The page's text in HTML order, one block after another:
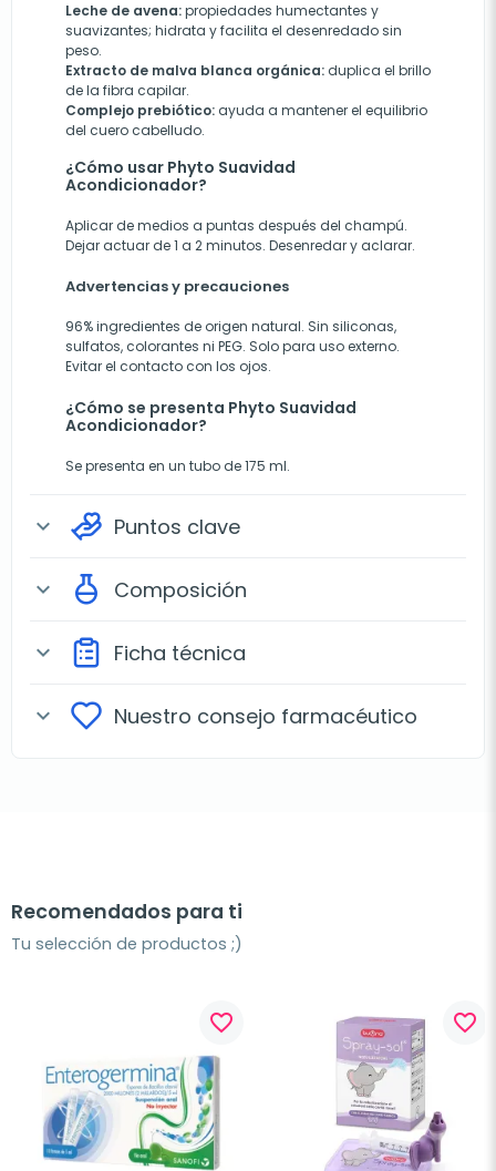
Leche de avena:propiedades humectantes y
suavizantes; hidrata y facilita el desenredado sin
peso.
Extracto de malva blanca orgánica: duplica el brillo
de la fibra capilar.
Complejo prebiótico: ayuda a mantener el equilibrio
del cuero cabelludo.
¿Cómo usar Phyto Suavidad
Acondicionador?
Aplicar de medios a puntas después del champú.
Dejar actuar de 1 a 2 minutos. Desenredar y aclarar.
Advertencias y precauciones
96% ingredientes de origen natural. Sin siliconas,
sulfatos, colorantes ni PEG. Solo para uso externo.
Evitar el contacto con los ojos.
¿Cómo se presenta Phyto Suavidad
Acondicionador?
Se presenta en un tubo de 175 ml.
expand_more Puntos clave
expand_more Composición
expand_more Ficha técnica
expand_more Nuestro consejo farmacéutico
Recomendados para ti
Tu selección de productos ;)
favorite_border favorite_border